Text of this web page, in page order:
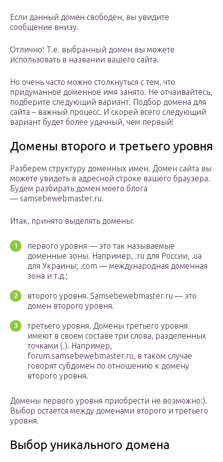
Если данный домен свободен, вы увидите
сообщение внизу.
Отлично! Т.е. выбранный домен вы можете
использовать в названии вашего сайта.
Но очень часто можно столкнуться с тем, что
придуманное доменное имя занято. Не отчаивайтесь,
подберите следующий вариант. Подбор домена для
сайта – важный процесс. И скорей всего следующий
вариант будет более удачный, чем первый!
Домены второго и третьего уровня
Разберем структуру доменных имен. Домен сайта вы
можете увидеть в адресной строке вашего браузера.
Будем разбирать домен моего блога
— samsebewebmaster.ru.
Итак, принято выделять домены:
первого уровня — это так называемые
доменные зоны. Например, .ru для России, .ua
для Украины; .com — международная доменная
зона и т.д.;
второго уровня. Samsebewebmaster.ru — это
домен второго уровня.
третьего уровня. Домены третьего уровня
имеют в своем составе три слова, разделенных
точками (.). Например,
forum.samsebewebmaster.ru, в таком случае
говорят субдомен по отношению к домену
второго уровня.
Домены первого уровня приобрести не возможно:).
Выбор остается между доменами второго и третьего
уровня.
Выбор уникального домена